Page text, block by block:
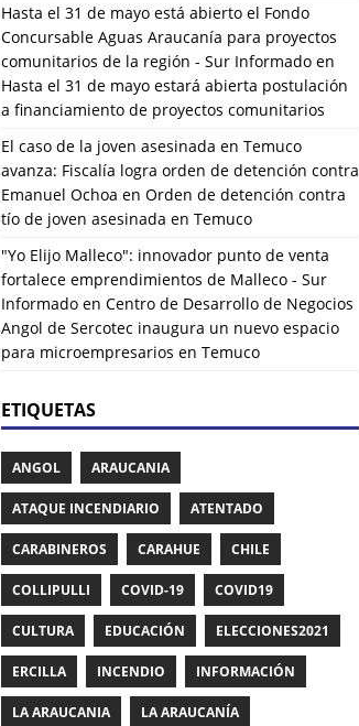
Hasta el 31 de mayo está abierto el Fondo
Concursable Aguas Araucanía para proyectos
comunitarios de la región - Sur Informadoen
Hasta el 31 de mayo estará abierta postulación
a financiamiento de proyectos comunitarios
El caso de la joven asesinada en Temuco
avanza: Fiscalía logra orden de detención contra
Emanuel Ochoa en Orden de detención contra
tío de joven asesinada en Temuco
"Yo Elijo Malleco": innovador punto de venta
fortalece emprendimientos de Malleco - Sur
Informadoen Centro de Desarrollo de Negocios
Angol de Sercotec inaugura un nuevo espacio
para microempresarios en Temuco
ETIQUETAS
ANGOL ARAUCANIA
ATAQUE INCENDIARIO ATENTADO
CARABINEROS CARAHUE CHILE
COLLIPULLI COVID-19 COVID19
CULTURA EDUCACIÓN ELECCIONES2021
ERCILLA INCENDIO INFORMACIÓN
LA ARAUCANIA LA ARAUCANÍA